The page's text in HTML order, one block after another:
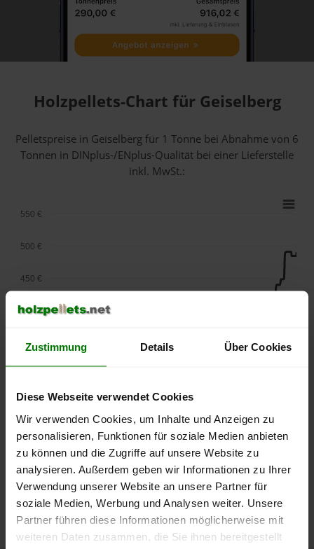
Zustimmung Details Über Cookies
Diese Webseite verwendet Cookies
Wir verwenden Cookies, um Inhalte und Anzeigen zu
personalisieren, Funktionen für soziale Medien anbieten
zu können und die Zugriffe auf unsere Website zu
analysieren. Außerdem geben wir Informationen zu Ihrer
Verwendung unserer Website an unsere Partner für
soziale Medien, Werbung und Analysen weiter. Unsere
Partner führen diese Informationen möglicherweise mit
weiteren Daten zusammen, die Sie ihnen bereitgestellt
Holzpellets-Chart für Geiselberg
Pelletspreise in Geiselberg für 1 Tonne bei Abnahmevon 6
Tonnen in DINplus-/ENplus-Qualität bei einer Lieferstelle
inkl. MwSt.:
lose Ware Sackware
September
Januar
Mai
350 €
400 €
450 €
500 €
550 €
Die aktuelle Preisentwicklung für Holzpellets in Deutschland
können Sie jederzeit auf unsererPelletspreise -Seite
nachvollziehen.